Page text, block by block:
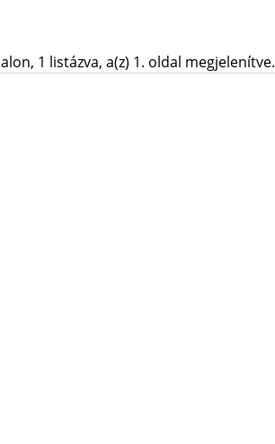
1 listázva, a(z) 1. oldal megjelenítve.